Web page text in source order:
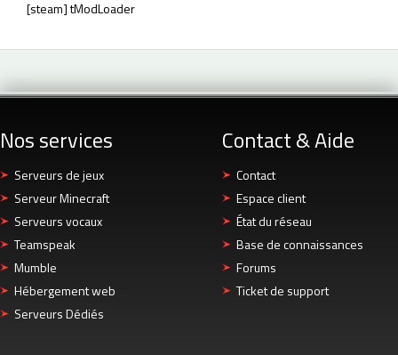
[steam] tModLoader
Nos services
Serveurs de jeux
Serveur Minecraft
Serveurs vocaux
Teamspeak
Mumble
Hébergement web
Serveurs Dédiés
Contact & Aide
Contact
Espace client
État du réseau
Base de connaissances
Forums
Ticket de support